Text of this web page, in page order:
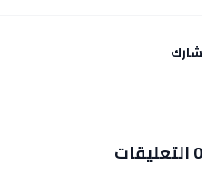
شارك
0 التعليقات